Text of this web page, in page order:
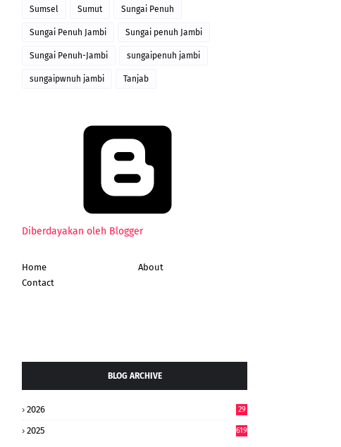
Sumsel Sumut Sungai Penuh
Sungai Penuh Jambi Sungai penuh Jambi
Sungai Penuh-Jambi sungaipenuh jambi
sungaipwnuh jambi Tanjab
Diberdayakan oleh Blogger
Home
About
Contact
BLOG ARCHIVE
2026
29
2025 619